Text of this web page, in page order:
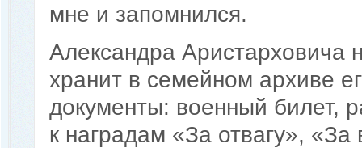
мне и запомнился.
Александра Аристарховича
хранит в семейном архиве
документы: военный билет,
к наградам «За отвагу»,